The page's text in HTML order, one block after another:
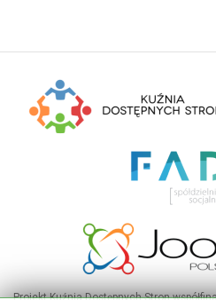
Projekt Kuźnia Dostępnych Stron